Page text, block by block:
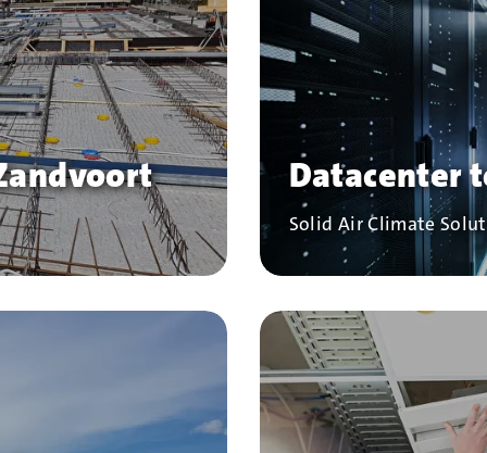
Datacenter
Bedrijf
Solid Air Climate